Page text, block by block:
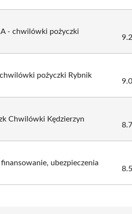
- chwilówki pożyczki
pożyczki Rybnik
Chwilówki Kędzierzyn
ubezpieczenia